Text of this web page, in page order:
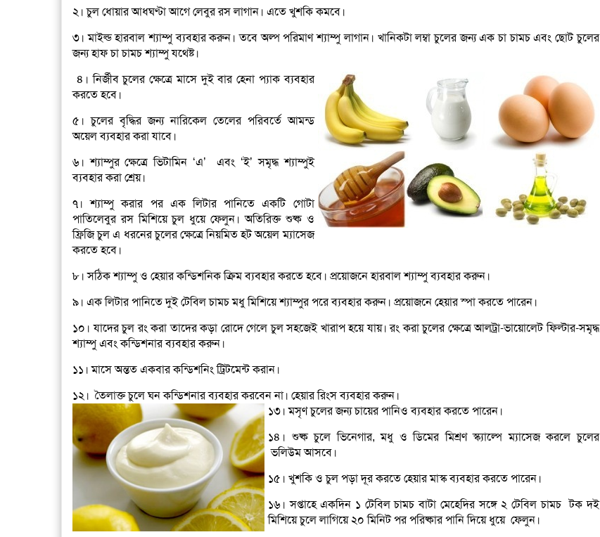
২। চুল ধোয়ার আধঘণ্টা আগে লেবুর রস লাগান। এতে খুশকি কমবে।
৩। মাইল্ড হারবাল শ্যাম্পু ব্যবহার করুন। তবে অল্প পরিমাণ শ্যাম্পু লাগান। খানিকটা লম্বা চুলের জন্য এক চা চামচ এবং ছোট চুলের
জন্য হাফ চা চামচ শ্যাম্পু যথেষ্ট।
৪। নির্জীব চুলের ক্ষেত্রে মাসে দুই বার হেনা প্যাক ব্যবহার
করতে হবে।
৫। চুলের বৃদ্ধির জন্য নারিকেল তেলের পরিবর্তে আমন্ড
অয়েল ব্যবহার করা যাবে।
৬। শ্যাম্পুর ক্ষেত্রে ভিটামিন ‘এ’ এবং ‘ই’ সমৃদ্ধ শ্যাম্পুই
ব্যবহার করা শ্রেয়।
৭। শ্যাম্পু করার পর এক লিটার পানিতে একটি গোটা
পাতিলেবুর রস মিশিয়ে চুল ধুয়ে ফেলুন। অতিরিক্ত শুষ্ক ও
ফ্রিজি চুল এ ধরনের চুলের ক্ষেত্রে নিয়মিত হট অয়েল ম্যাসেজ
করতে হবে।
৮। সঠিক শ্যাম্পু ও হেয়ার কন্ডিশনিক ক্রিম ব্যবহার করতে হবে। প্রয়োজনে হারবাল শ্যাম্পু ব্যবহার করুন।
৯। এক লিটার পানিতে দুই টেবিল চামচ মধু মিশিয়ে শ্যাম্পুর পরে ব্যবহার করুন। প্রয়োজনে হেয়ার স্পা করতে পারেন।
১০। যাদের চুল রং করা তাদের কড়া রোদে গেলে চুল সহজেই খারাপ হয়ে যায়। রং করা চুলের ক্ষেত্রে আলট্রা-ভায়োলেট ফিল্টার-সমৃদ্ধ
শ্যাম্পু এবং কন্ডিশনার ব্যবহার করুন।
১১। মাসে অন্তত একবার কন্ডিশনিং ট্রিটমেন্ট করান।
১২। তৈলাক্ত চুলে ঘন কন্ডিশনার ব্যবহার করবেন না। হেয়ার রিংস ব্যবহার করুন।
১৩। মসৃণ চুলের জন্য চায়ের পানিও ব্যবহার করতে পারেন।
১৪। শুষ্ক চুলে ভিনেগার, মধু ও ডিমের মিশ্রণ স্ক্যাল্পে ম্যাসেজ করলে চুলের
ভলিউম আসবে।
১৫। খুশকি ও চুল পড়া দূর করতে হেয়ার মাস্ক ব্যবহার করতে পারেন।
১৬। সপ্তাহে একদিন ১ টেবিল চামচ বাটা মেহেদির সঙ্গে ২ টেবিল চামচ টক দই
মিশিয়ে চুলে লাগিয়ে ২০ মিনিট পর পরিষ্কার পানি দিয়ে ধুয়ে ফেলুন।